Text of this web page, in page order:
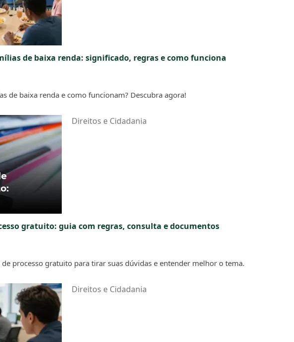
de baixa renda: significado, regras e como funciona
de baixa renda e como funcionam? Descubra agora!
Direitos e Cidadania
gratuito: guia com regras, consulta e documentos
processo gratuito para tirar suas dúvidas e entender melhor o tema.
Direitos e Cidadania